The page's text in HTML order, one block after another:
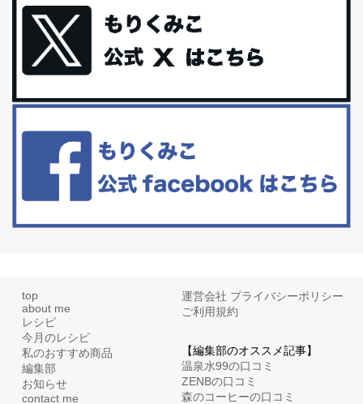
今回は、最近毎回定期的に購入している「楽天ふるさと納税」の返
礼品トップ５を紹介します。今までいろ...
更年期を穏やかに乗りきるために今できる５つのこと。
アラフィフからの体と心の整え方。 私も気づけばアラフィフ、これ
といった更年期症状はまだ...
白髪・美容・免疫力、現代人に足りないのは海藻！
リーブオイルorごま油をたらす。&n...
top
about me
レシピ
今月のレシピ
私のおすすめ商品
編集部
お知らせ
contact me
運営会社 プライバシーポリシー
ご利用規約
【編集部のオススメ記事】
温泉水99の口コミ
ZENBの口コミ
森のコーヒーの口コミ